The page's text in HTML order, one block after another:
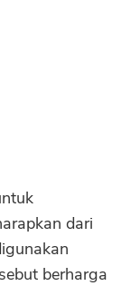
dari
berharga